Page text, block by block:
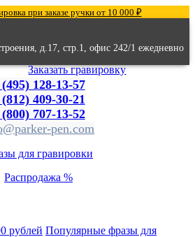
при заказе ручки от 10 000 ₽
д.17, стр.1, офис 242/1 ежедневно
128-13-57
409-30-21
707-13-52
pen.com
для гравировки
Распродажа %
Заказать гравировку
рублей Популярные фразы для